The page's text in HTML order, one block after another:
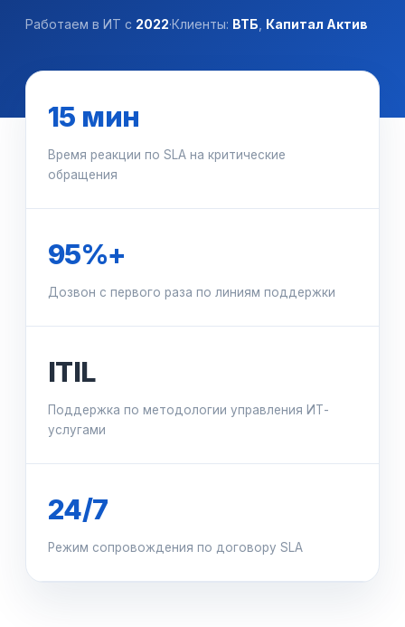
Работаем в ИТ с 2022·Клиенты: ВТБ Капитал Актив
15 мин
Время реакции по SLA на критические
обращения
95%+
Дозвон с первого раза по линиям поддержки
ITIL
Поддержка по методологии управления ИТ-
услугами
24/7
Режим сопровождения по договору SLA